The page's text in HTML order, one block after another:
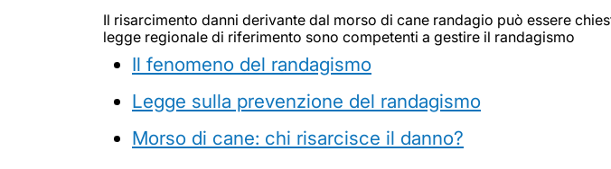
Il risarcimento danni derivante dal morso di cane randagio può essere
legge regionale di riferimento sono competenti a gestire il randagismo
Il fenomeno del randagismo
Legge sulla prevenzione del randagismo
Morso di cane: chi risarcisce il danno?